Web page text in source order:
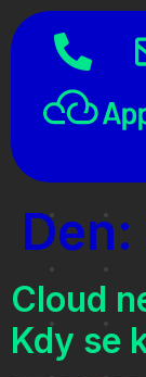
Den:
Cloud
Kdy se